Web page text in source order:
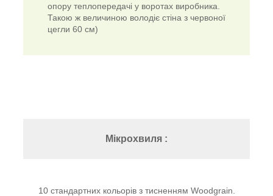
опору теплопередачі у воротах виробника.
Такою ж величиною володіє стіна з червоної
цегли 60 см)
Мікрохвиля :
10 стандартних кольорів з тисненням Woodgrain.